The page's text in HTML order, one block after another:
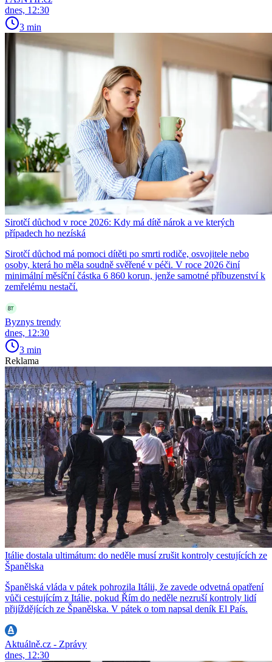
dnes, 12:30
3 min
Sirotčí důchod v roce 2026: Kdy má dítě nárok a ve kterých
případech ho nezíská
Sirotčí důchod má pomoci dítěti po smrti rodiče, osvojitele nebo
osoby, která ho měla soudně svěřené v péči. V roce 2026 činí
minimální měsíční částka 6 860 korun, jenže samotné příbuzenství k
zemřelému nestačí.
Byznys trendy
dnes, 12:30
3 min
Reklama
Itálie dostala ultimátum: do neděle musí zrušit kontroly cestujících ze
Španělska
Španělská vláda v pátek pohrozila Itálii, že zavede odvetná opatření
vůči cestujícím z Itálie, pokud Řím do neděle nezruší kontroly lidí
přijíždějících ze Španělska. V pátek o tom napsal deník El País.
Aktuálně.cz - Zprávy
dnes, 12:30